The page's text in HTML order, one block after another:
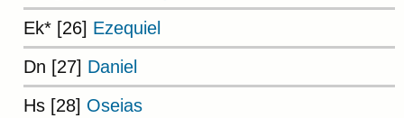
Ek* [26] Ezequiel
Dn [27] Daniel
Hs [28] Oseias